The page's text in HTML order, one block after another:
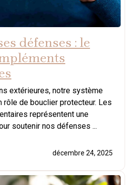
défenses : le
extérieures, notre système
rôle de bouclier protecteur. Les
représentent une
soutenir nos défenses ...
décembre 24, 2025